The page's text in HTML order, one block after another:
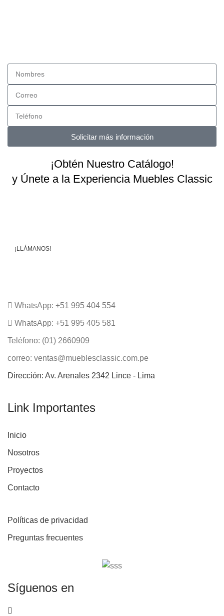
Solicitar más información
¡Obtén Nuestro Catálogo!
y Únete a la Experiencia Muebles Classic
¡LLÁMANOS!
WhatsApp: +51 995 404 554
WhatsApp: +51 995 405 581
Teléfono: (01) 2660909
correo: ventas@mueblesclassic.com.pe
Dirección: Av. Arenales 2342 Lince - Lima
Link Importantes
Inicio
Nosotros
Proyectos
Contacto
Políticas de privacidad
Preguntas frecuentes
Síguenos en